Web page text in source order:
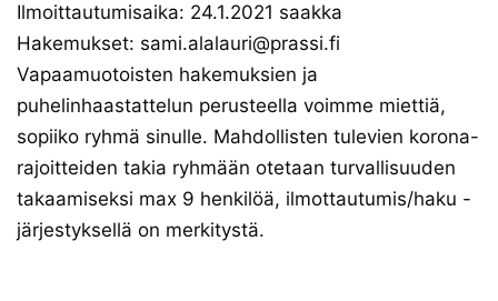
Ilmoittautumisaika: 24.1.2021 saakka
Hakemukset: sami.alalauri@prassi.fi
Vapaamuotoisten hakemuksien ja
puhelinhaastattelun perusteella voimme miettiä,
sopiiko ryhmä sinulle. Mahdollisten tulevien korona-
rajoitteiden takia ryhmään otetaan turvallisuuden
takaamiseksi max 9 henkilöä, ilmottautumis/haku -
järjestyksellä on merkitystä.